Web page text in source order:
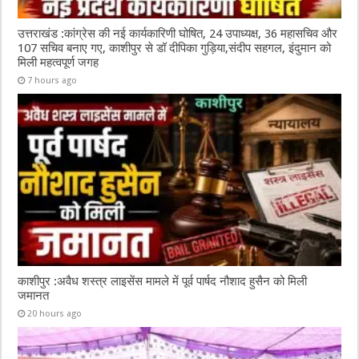
उत्तराखंड :कांग्रेस की नई कार्यकारिणी घोषित, 24 उपाध्यक्ष, 36 महासचिव और
107 सचिव बनाए गए, काशीपुर से डॉ दीपिका गुड़िया,संदीप सहगल, इंदुमान को
मिली महत्वपूर्ण जगह
7 hours ago
काशीपुर :अवैध शस्त्र लाइसेंस मामले में पूर्व पार्षद नौशाद हुसैन को मिली
जमानत
20 hours ago